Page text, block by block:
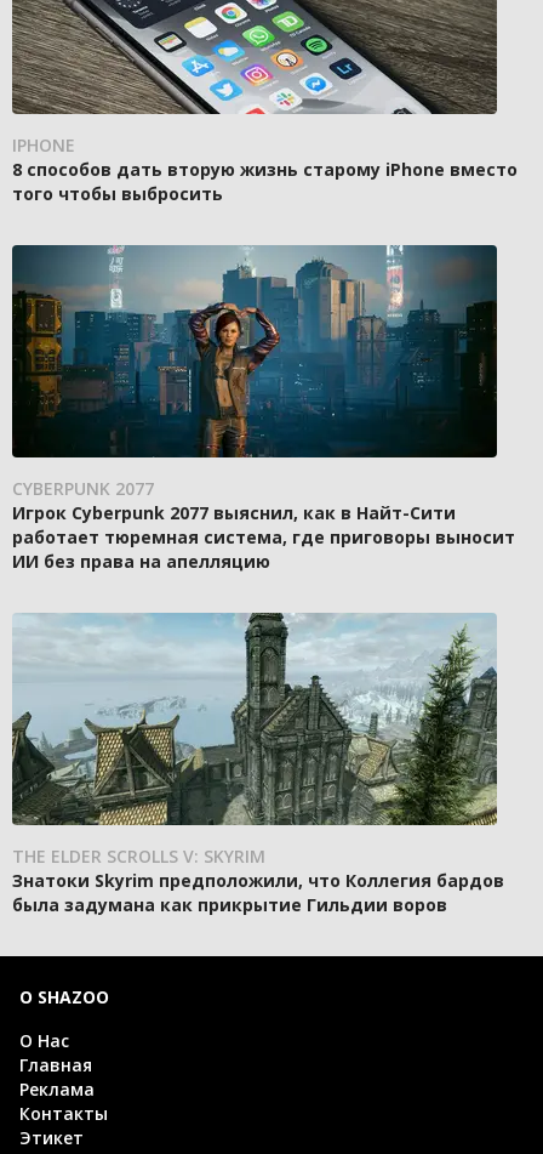
IPHONE
8 способов дать вторую жизнь старому iPhone вместо
того чтобы выбросить
CYBERPUNK 2077
Игрок Cyberpunk 2077 выяснил, как в Найт-Сити
работает тюремная система, где приговоры выносит
ИИ без права на апелляцию
THE ELDER SCROLLS V: SKYRIM
Знатоки Skyrim предположили, что Коллегия бардов
была задумана как прикрытие Гильдии воров
О SHAZOO
О Нас
Главная
Реклама
Контакты
Этикет